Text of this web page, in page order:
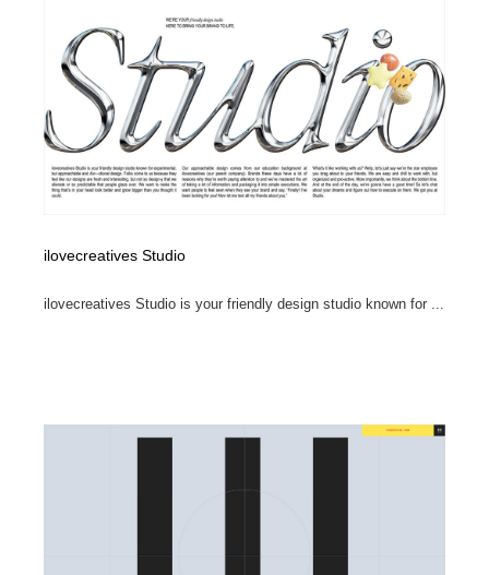
ilovecreatives Studio
ilovecreatives Studio is your friendly design studio known for ...